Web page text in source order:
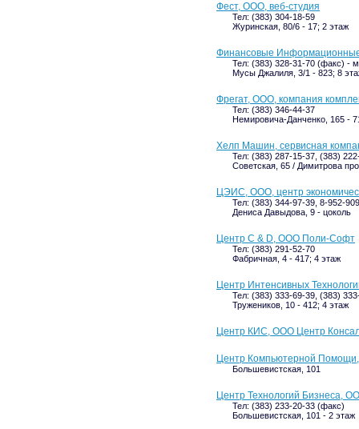
Фест, ООО, веб-студия
Тел: (383) 304-18-59
Журинская, 80/6 - 17; 2 этаж
Финансовые
Тел: (383) 328-31-70 (факс) -
Мусы Джалиля, 3/1 - 823; 8
Фрегат, ООО, компания
Тел: (383) 346-44-37
Немировича-Данченко, 165 -
Хелп Машин, сервисная
Тел: (383) 287-15-37, (383)
Советская, 65 / Димитрова
ЦЭИС, ООО, центр
Тел: (383) 344-97-39, 8-952-
Дениса Давыдова, 9 - цоколь
Центр C & D, ООО Поли-Софт
Тел: (383) 291-52-70
Фабричная, 4 - 417; 4 этаж
Центр Интенсивных
Тел: (383) 333-69-39, (383)
Тружеников, 10 - 412; 4 этаж
Центр КИС, ООО Центр
Центр Компьютерной
Большевистская, 101
Центр Технологий Бизнеса,
Тел: (383) 233-20-33 (факс)
Большевистская, 101 - 2 этаж